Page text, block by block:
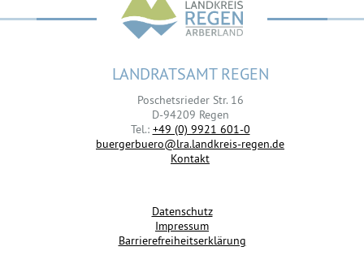
LANDRATSAMT REGEN
Poschetsrieder Str. 16
D-94209 Regen
Tel.: +49 (0) 9921 601-0
buergerbuero@lra.landkreis-regen.de
Kontakt
Datenschutz
Impressum
Barrierefreiheitserklärung